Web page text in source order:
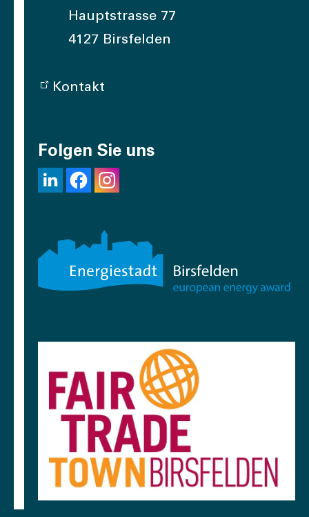
Hauptstrasse 77
4127 Birsfelden
Kontakt
Folgen Sie uns